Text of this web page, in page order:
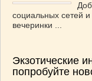
социальных сетей
вечеринки ...
Экзотические
попробуйте